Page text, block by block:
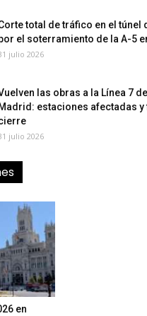
total de tráfico en el túnel
el soterramiento de la A-5
julio 2026
las obras a la Línea 7
Madrid: estaciones afectadas y
julio 2026
en